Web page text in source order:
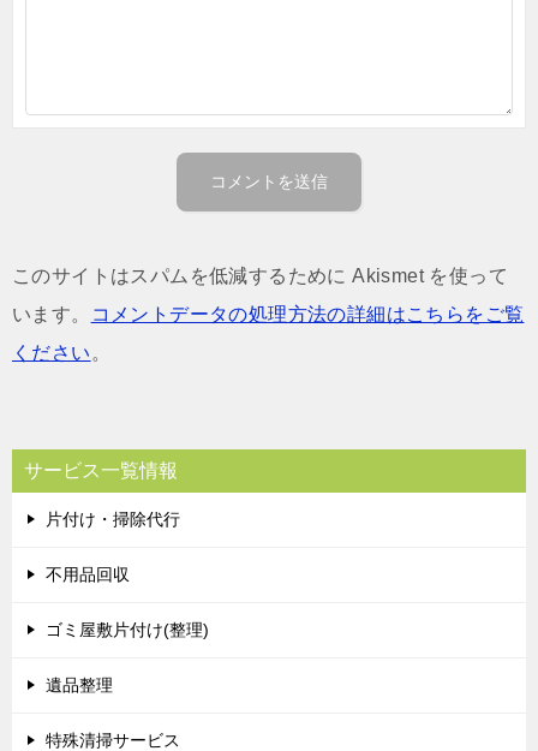
このサイトはスパムを低減するために Akismet を使って
います。
コメントデータの処理方法の詳細はこちらをご覧
ください 。
サービス一覧情報
片付け・掃除代行
不用品回収
ゴミ屋敷片付け(整理)
遺品整理
特殊清掃サービス